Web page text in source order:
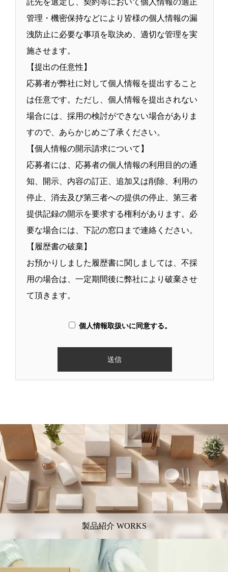
託先を選定し、契約等において個人情報の適正
管理・機密保持などにより皆様の個人情報の漏
洩防止に必要な事項を取決め、適切な管理を実
施させます。
【提出の任意性】
応募者が弊社に対して個人情報を提出すること
は任意です。ただし、個人情報を提出されない
場合には、採用の検討ができない場合がありま
すので、あらかじめご了承ください。
【個人情報の開示請求について】
応募者には、応募者の個人情報の利用目的の通
知、開示、内容の訂正、追加又は削除、利用の
停止、消去及び第三者への提供の停止、第三者
提供記録の開示を要求する権利があります。必
要な場合には、下記の窓口まで連絡ください。
【履歴書の破棄】
お預かりしました履歴書に関しましては、不採
用の場合は、一定期間後に弊社により破棄させ
て頂きます。
個人情報取扱いに同意する。
製品紹介 WORKS